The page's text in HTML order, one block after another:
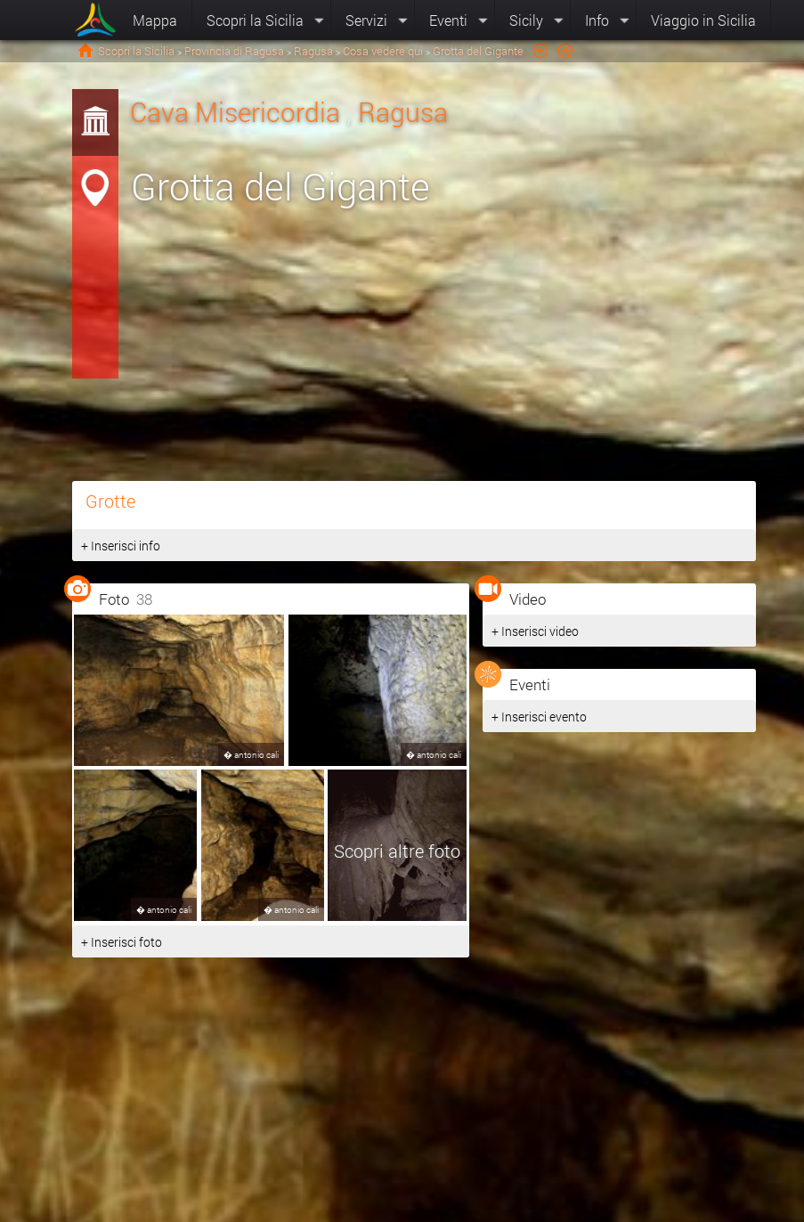
Mappa Scopri la Sicilia Servizi Eventi Sicily Info Viaggio in Sicilia
Scopri la Sicilia > Provincia di Ragusa > Ragusa > Cosa vedere qui > Grotta del Gigante
Cava Misericordia , Ragusa
Grotta del Gigante
Grotte
+ Inserisci info
Foto 38
�antonio cali �antonio cali
�antonio cali �antonio cali
Scopri altre foto
+ Inserisci foto
Video
+ Inserisci video
Eventi
+ Inserisci evento